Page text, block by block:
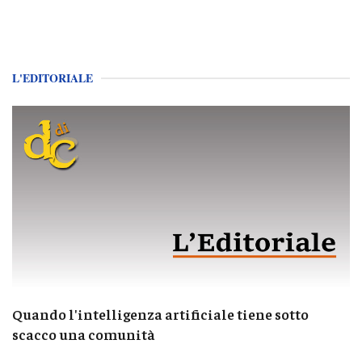
L'EDITORIALE
Quando l'intelligenza artificiale tiene sotto
scacco una comunità